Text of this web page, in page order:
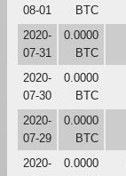
08-01
BTC
2020-
07-31
0.0000
BTC
2020-
07-30
0.0000
BTC
2020-
07-29
0.0000
BTC
2020-
0.0000